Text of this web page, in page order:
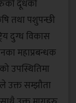
दूधको
तथा पशुपन्छी
दुग्ध विकास
महाप्रबन्धक
उपस्थितिमा
उक्त सम्झौता